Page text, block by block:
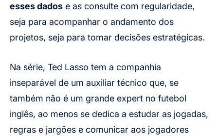
esses dados e as consulte com regularidade,
seja para acompanhar o andamento dos
projetos, seja para tomar decisões estratégicas.
Na série, Ted Lasso tem a companhia
inseparável de um auxiliar técnico que, se
também não é um grande expert no futebol
inglês, ao menos se dedica a estudar as jogadas,
regras e jargões e comunicar aos jogadores